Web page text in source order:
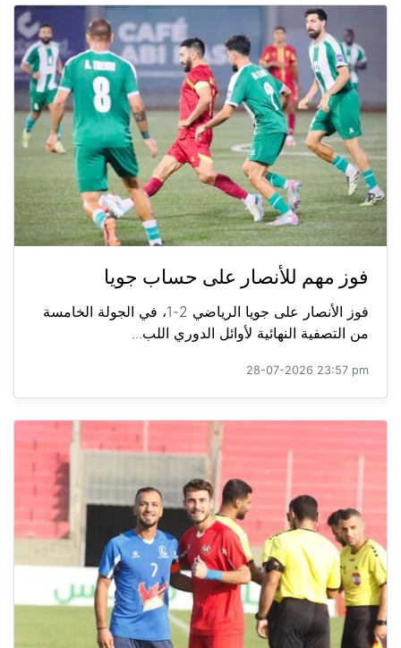
فوز مهم للأنصار على حساب جويا
فوز الأنصار على جويا الرياضي 2-1، في الجولة الخامسة
من التصفية النهائية لأوائل الدوري اللب...
28-07-2026 23:57 pm